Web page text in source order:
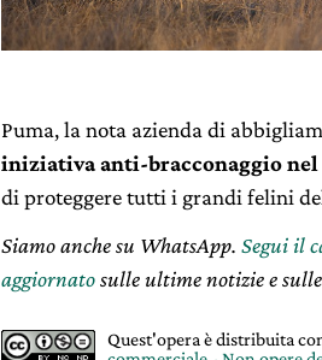
Puma, la nota azienda di
iniziativa anti-bracconaggio nel
di proteggere tutti i grandi felini
Siamo anche su WhatsApp. Segui il
aggiornatosulle ultime notizie e
Quest'opera è distribuita